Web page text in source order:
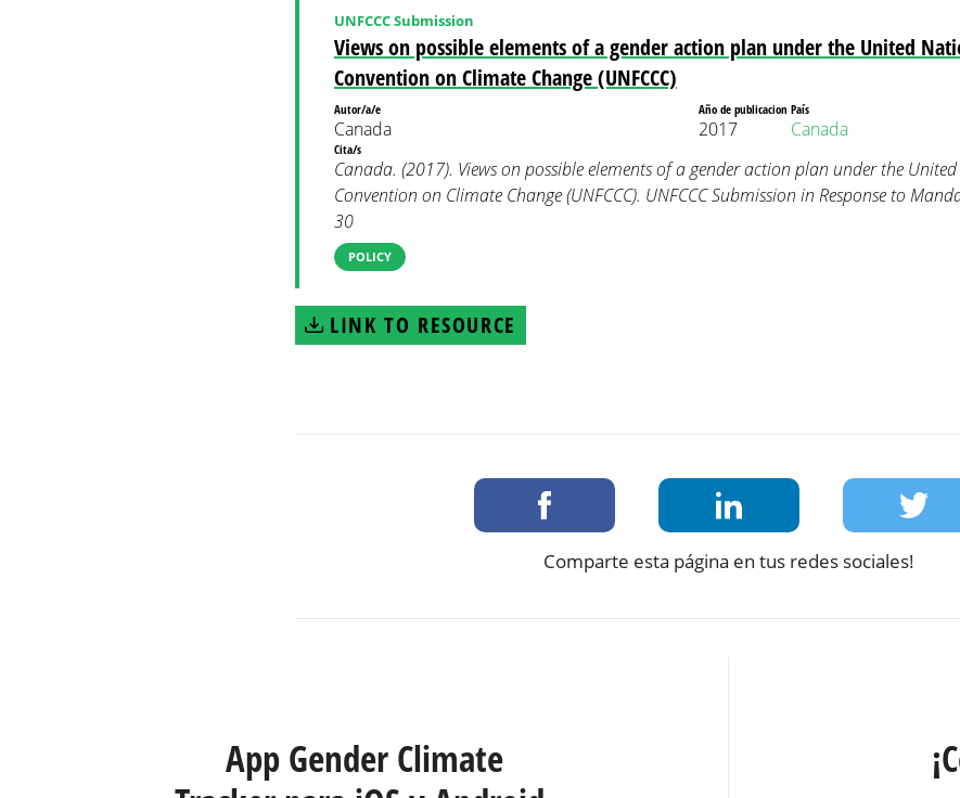
Views on possible elements of a gender action plan under the United
Convention on Climate Change (UNFCCC)
UNFCCC Submission
Autor/a/e
Canada
Año de publicacion
2017
País
Canada
Cita/s
Canada. (2017). Views on possible elements of a gender action plan under the
Convention on Climate Change (UNFCCC). UNFCCC Submission in Response to
30
POLICY
LINK TO RESOURCE
Comparte esta página en tus redes sociales!
App Gender Climate